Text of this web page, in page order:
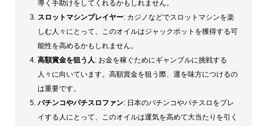
導く手助けをしてくれるかもしれません。
スロットマシンプレイヤー: カジノなどでスロットマシンを楽
しむ人々にとって、このオイルはジャックポットを獲得する可
能性を高めるかもしれません。
高額賞金を狙う人 : お金を稼ぐためにギャンブルに挑戦する
人々に向いています。高額賞金を狙う際、運を味方につけるの
は重要です。
パチンコやパチスロファン: 日本のパチンコやパチスロをプレ
イする人にとって、このオイルは運気を高めて大当たりを引く